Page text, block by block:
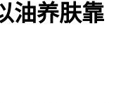
油养肤靠